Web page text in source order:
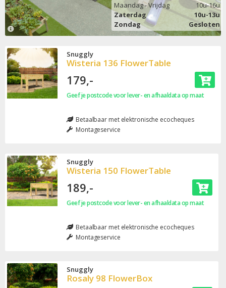
Maandag - Vrijdag
10u-16u
Zaterdag
10u-13u
Zondag
Gesloten
Snuggly
Wisteria 136 FlowerTable
179,-
Geef je postcode voor lever- en afhaaldata op maat
Betaalbaar met elektronische ecocheques
Montageservice
Snuggly
Wisteria 150 FlowerTable
189,-
Geef je postcode voor lever- en afhaaldata op maat
Betaalbaar met elektronische ecocheques
Montageservice
Snuggly
Rosaly 98 FlowerBox